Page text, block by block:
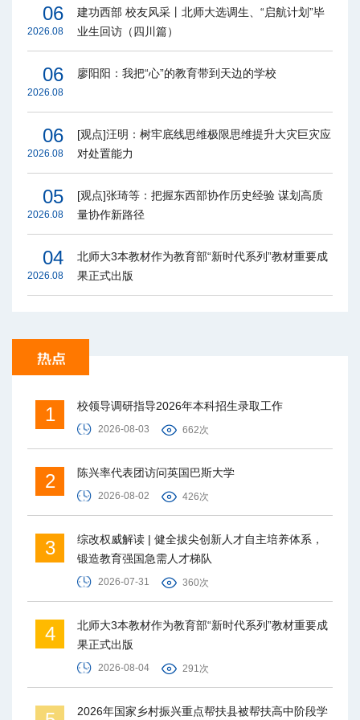
06
2026.08
建功西部 校友风采丨北师大选调生、“启航计划”毕
业生回访（四川篇）
06
2026.08
廖阳阳：我把“心”的教育带到天边的学校
06
2026.08
[观点]汪明：树牢底线思维极限思维提升大灾巨灾应
对处置能力
05
2026.08
[观点]张琦等：把握东西部协作历史经验 谋划高质
量协作新路径
04
2026.08
北师大3本教材作为教育部“新时代系列”教材重要成
果正式出版
1 校领导调研指导2026年本科招生录取工作
2026-08-03 662次
2 陈兴率代表团访问英国巴斯大学
2026-08-02 426次
3
综改权威解读 | 健全拔尖创新人才自主培养体系，
锻造教育强国急需人才梯队
2026-07-31 360次
4
北师大3本教材作为教育部“新时代系列”教材重要成
果正式出版
2026-08-04 291次
2026年国家乡村振兴重点帮扶县被帮扶高中阶段学